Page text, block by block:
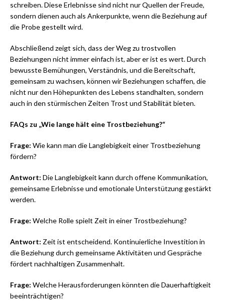
schreiben. Diese Erlebnisse sind nicht nur Quellen der Freude,
sondern dienen auch als Ankerpunkte, wenn die Beziehung auf
die Probe gestellt wird.
Abschließend zeigt sich, dass der Weg zu trostvollen
Beziehungen nicht immer einfach ist, aber er ist es wert. Durch
bewusste Bemühungen, Verständnis, und die Bereitschaft,
gemeinsam zu wachsen, können wir Beziehungen schaffen, die
nicht nur den Höhepunkten des Lebens standhalten, sondern
auch in den stürmischen Zeiten Trost und Stabilität bieten.
FAQs zu „Wie lange hält eine Trostbeziehung?“
Frage: Wie kann man die Langlebigkeit einer Trostbeziehung
fördern?
Antwort: Die Langlebigkeit kann durch offene Kommunikation,
gemeinsame Erlebnisse und emotionale Unterstützung gestärkt
werden.
Frage: Welche Rolle spielt Zeit in einer Trostbeziehung?
Antwort: Zeit ist entscheidend. Kontinuierliche Investition in
die Beziehung durch gemeinsame Aktivitäten und Gespräche
fördert nachhaltigen Zusammenhalt.
Frage: Welche Herausforderungen könnten die Dauerhaftigkeit
beeinträchtigen?